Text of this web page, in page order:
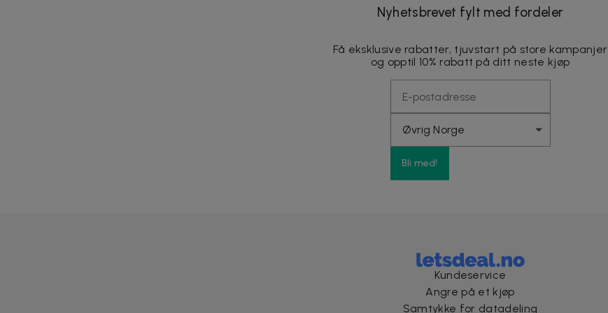
Nyhetsbrevet fylt med fordeler
Få eksklusive rabatter, tjuvstart på store kampanjer
og opptil 10% rabatt på ditt neste kjøp
Bli med!
Kundeservice
Angre på et kjøp
Samtykke for datadeling